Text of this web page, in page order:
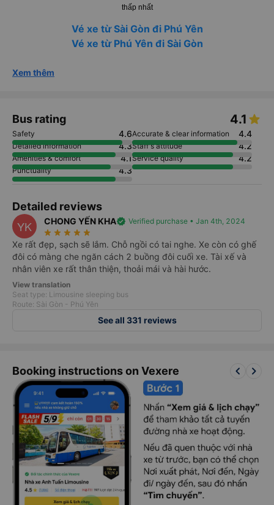
thấp nhất
Vé xe từ Sài Gòn đi Phú Yên
Vé xe từ Phú Yên đi Sài Gòn
Xem thêm
Bus rating 4.1
Safety 4.6Accurate & clear information 4.4
Detailed information 4.3Staff's attitude 4.2
Amenities & comfort 4.1Service quality 4.2
Punctuality 4.3
Detailed reviews
YK CHONG YẾN KHAverified Verified purchase • Jan 4th, 2024
star_rate star_rate star_rate star_rate star_rate
Xe rất đẹp, sạch sẽ lắm. Chỗ ngồi có tai nghe. Xe còn có ghế
đôi có màng che ngăn cách 2 buồng đôi cuối xe. Tài xế và
nhân viên xe rất thân thiện, thoải mái và hài hước.
View translation
Seat type: Limousine sleeping bus
Route: Sài Gòn - Phú Yên
See all 331 reviews
Booking instructions on Vexere keyboard_arrow_left keyboard_arrow_right